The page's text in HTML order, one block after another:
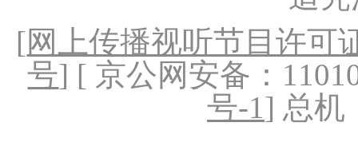
[网上传播视听节目许可
号] [ 京公网安备：
号-1] 总机